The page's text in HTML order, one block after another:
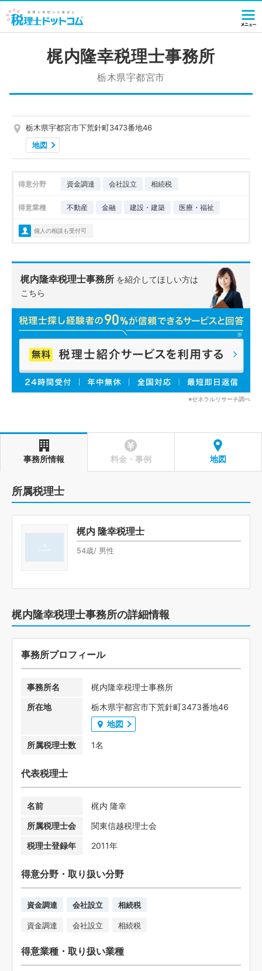
梶内隆幸税理士事務所
栃木県宇都宮市
栃木県宇都宮市下荒針町3473番地46
地図
得意分野 資金調達 会社設立 相続税
得意業種 不動産 金融 建設・建築 医療・福祉
個人の相談も受付可
梶内隆幸税理士事務所 を紹介してほしい方は
こちら
※ゼネラルリサーチ調べ
事務所情報 料金・事例 地図
所属税理士
梶内 隆幸税理士
54歳/ 男性
梶内隆幸税理士事務所の詳細情報
事務所プロフィール
事務所名
梶内隆幸税理士事務所
所在地
栃木県宇都宮市下荒針町3473番地46
地図
所属税理士数 1名
代表税理士
名前
梶内 隆幸
所属税理士会
関東信越税理士会
税理士登録年
2011年
得意分野・取り扱い分野
資金調達 会社設立 相続税
資金調達 会社設立 相続税
得意業種・取り扱い業種